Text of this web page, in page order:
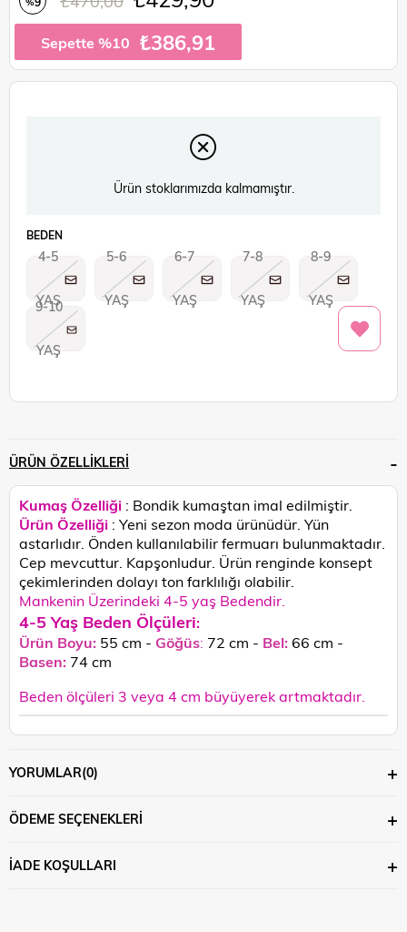
Sepette %10 ₺386,91
Ürün stoklarımızda kalmamıştır.
BEDEN
4-5
YAŞ
5-6
YAŞ
6-7
YAŞ
7-8
YAŞ
8-9
YAŞ
9-10
YAŞ
ÜRÜN ÖZELLIKLERI
Kumaş Özelliği : Bondik kumaştan imal edilmiştir.
Ürün Özelliği : Yeni sezon moda ürünüdür. Yün
astarlıdır. Önden kullanılabilir fermuarı bulunmaktadır.
Cep mevcuttur. Kapşonludur. Ürün renginde konsept
çekimlerinden dolayı ton farklılığı olabilir.
Mankenin Üzerindeki 4-5 yaş Bedendir.
4-5 Yaş Beden Ölçüleri:
Ürün Boyu: 55 cm - Göğüs: 72 cm - Bel:66 cm -
Basen: 74 cm
Beden ölçüleri 3 veya 4 cm büyüyerek artmaktadır.
YORUMLAR(0)
ÖDEME SEÇENEKLERI
İADE KOŞULLARI